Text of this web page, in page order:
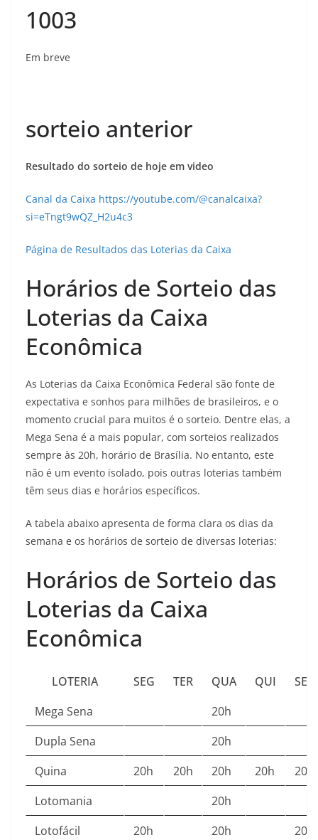
1003
Em breve
sorteio anterior
Resultado do sorteio de hoje em video
Canal da Caixa https://youtube.com/@canalcaixa?
si=eTngt9wQZ_H2u4c3
Página de Resultados das Loterias da Caixa
Horários de Sorteio das
Loterias da Caixa
Econômica
As Loterias da Caixa Econômica Federal são fonte de
expectativa e sonhos para milhões de brasileiros, e o
momento crucial para muitos é o sorteio. Dentre elas, a
Mega Sena é a mais popular, com sorteios realizados
sempre às 20h, horário de Brasília. No entanto, este
não é um evento isolado, pois outras loterias também
têm seus dias e horários específicos.
A tabela abaixo apresenta de forma clara os dias da
semana e os horários de sorteio de diversas loterias:
Horários de Sorteio das
Loterias da Caixa
Econômica
LOTERIA SEG TER QUA QUI
SEX
Mega Sena
20h
Dupla Sena
20h
Quina
20h 20h 20h 20h
20h
Lotomania
20h
Lotofácil
20h 20h
20h